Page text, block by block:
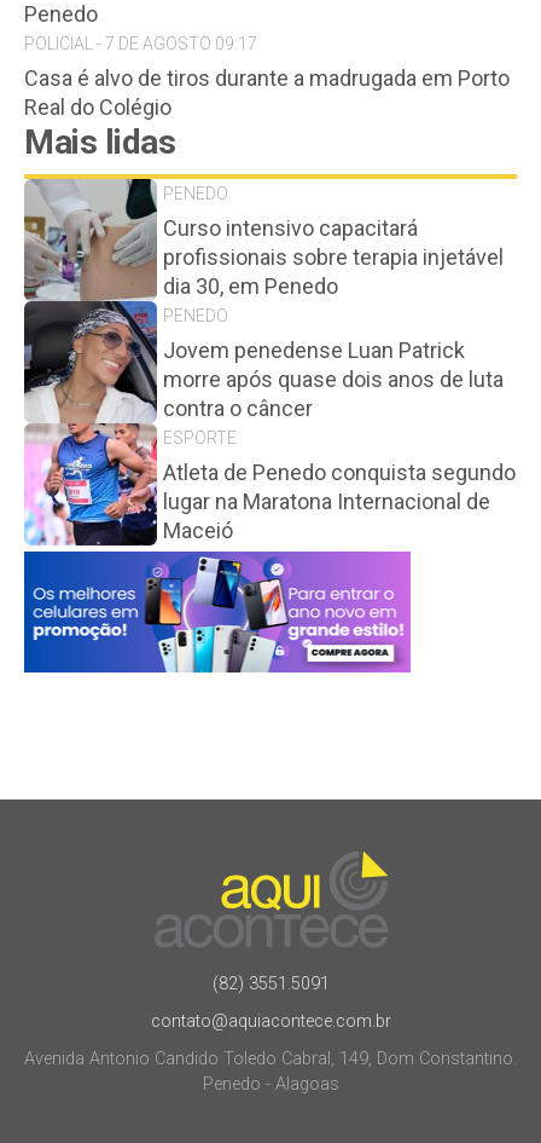
Penedo
POLICIAL - 7 DE AGOSTO 09:17
Casa é alvo de tiros durante a madrugada em Porto
Real do Colégio
Mais lidas
PENEDO
Curso intensivo capacitará
profissionais sobre terapia injetável
dia 30, em Penedo
PENEDO
Jovem penedense Luan Patrick
morre após quase dois anos de luta
contra o câncer
ESPORTE
Atleta de Penedo conquista segundo
lugar na Maratona Internacional de
Maceió
(82) 3551.5091
contato@aquiacontece.com.br
Avenida Antonio Candido Toledo Cabral, 149, Dom Constantino.
Penedo - Alagoas